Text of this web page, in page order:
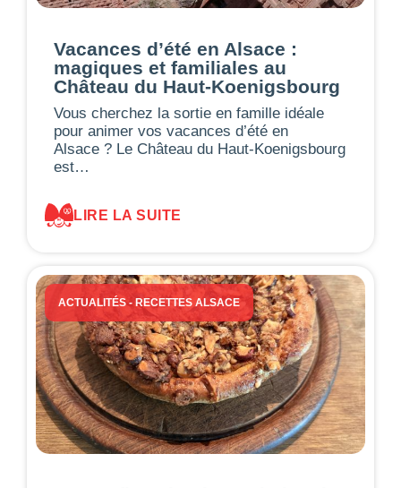
Vacances d’été en Alsace :
magiques et familiales au
Château du Haut-Koenigsbourg
Vous cherchez la sortie en famille idéale
pour animer vos vacances d’été en
Alsace ? Le Château du Haut-Koenigsbourg
est…
LIRE LA SUITE
ACTUALITÉS - RECETTES ALSACE